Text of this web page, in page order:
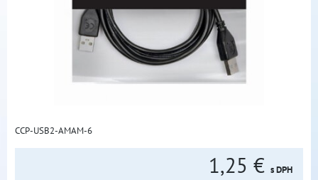
CCP-USB2-AMAM-6
1,25 € s DPH